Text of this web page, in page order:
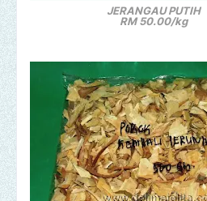
JERANGAU PUTIH
RM 50.00/kg